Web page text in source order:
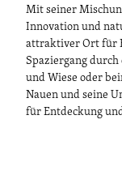
Mit seiner
Innovation und
attraktiver Ort für
Spaziergang
und Wiese oder
Nauen und seine
für Entdeckung